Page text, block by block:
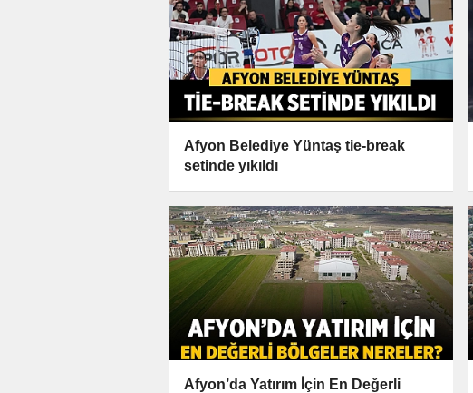
Afyon Belediye Yüntaş tie-break
setinde yıkıldı
Afyon’da Yatırım İçin En Değerli